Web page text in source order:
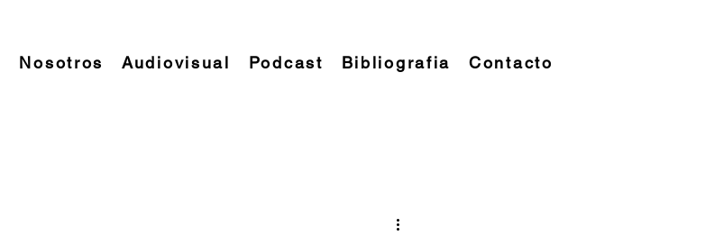
Nosotros Audiovisual Podcast Bibliografia Contacto